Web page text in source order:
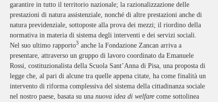
garantire in tutto il territorio nazionale; la razionalizzazione delle
prestazioni di natura assistenziale, nonché di altre prestazioni anche di
natura previdenziale, sottoposte alla prova dei mezzi; il riordino della
normativa in materia di sistema degli interventi e dei servizi sociali.
Nel suo ultimo rapporto3 anche la Fondazione Zancan arriva a
presentare, attraverso un gruppo di lavoro coordinato da Emanuele
Rossi, costituzionalista della Scuola Sant’Anna di Pisa, una proposta di
legge che, al pari di alcune tra quelle appena citate, ha come finalità un
intervento di riforma complessiva del sistema della cittadinanza sociale
nel nostro paese, basata su una nuova idea di welfare come sottolinea